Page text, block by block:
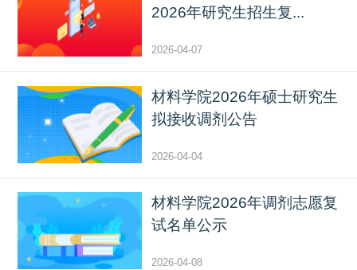
2026年研究生招生复...
2026-04-07
材料学院2026年硕士研究生
拟接收调剂公告
2026-04-04
材料学院2026年调剂志愿复
试名单公示
2026-04-08